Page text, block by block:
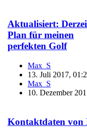
Aktualisiert:
Plan für meinen
perfekten Golf
Max_S
13. Juli 2017,
Max_S
10. Dezember
Kontaktdaten von